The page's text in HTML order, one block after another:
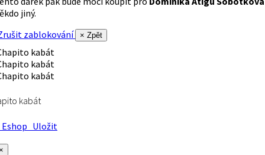
jiný.
zablokování
× Zpět
kabát
Uložit